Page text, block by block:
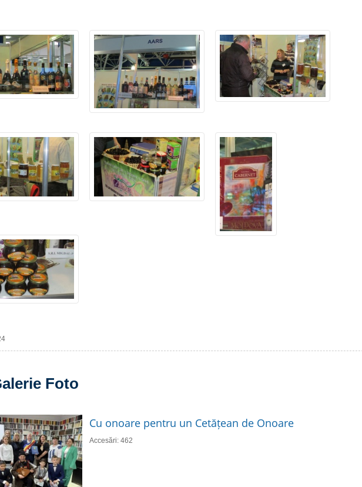
Foto
Cu onoare pentru un Cetățean de Onoare
Accesări: 462